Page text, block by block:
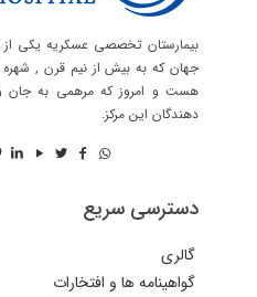
بیمارستان تخصصی عسکریه یکی
جهان که به بیش از نیم قرن ,
هست و امروز که مرهمی به جان و
دهندگان این مرکز.
دسترسی سریع
گالری
گواهینامه ها و افتخارات